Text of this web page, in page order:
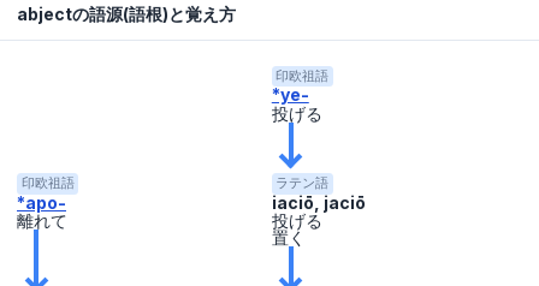
abjectの語源(語根)と覚え方
印欧祖語
*ye-
投げる
印欧祖語
*apo-
離れて
ラテン語
iaciō, jaciō
投げる
置く